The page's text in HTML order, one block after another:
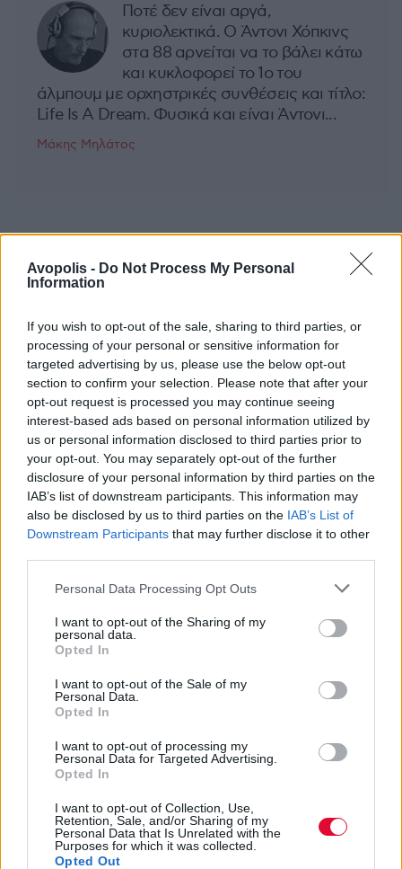
Avopolis - Do Not Process My Personal
Information
If you wish to opt-out of the sale, sharing to third parties, or
processing of your personal or sensitive information for
targeted advertising by us, please use the below opt-out
section to confirm your selection. Please note that after your
opt-out request is processed you may continue seeing
interest-based ads based on personal information utilized by
us or personal information disclosed to third parties prior to
your opt-out. You may separately opt-out of the further
disclosure of your personal information by third parties on the
IAB’s list of downstream participants. This information may
also be disclosed by us to third parties on the IAB’s List of
Downstream Participants that may further disclose it to other
Personal Data Processing Opt Outs
I want to opt-out of the Sharing of my
personal data.
Opted In
I want to opt-out of the Sale of my
Personal Data.
Opted In
I want to opt-out of processing my
Personal Data for Targeted Advertising.
Opted In
I want to opt-out of Collection, Use,
Retention, Sale, and/or Sharing of my
Personal Data that Is Unrelated with the
Purposes for which it was collected.
Opted Out
Ποτέ δεν είναι αργά,
κυριολεκτικά. Ο Άντονι Χόπκινς
στα 88 αρνείται να το βάλει κάτω
και κυκλοφορεί το 1ο του
άλμπουμ με ορχηστρικές συνθέσεις και τίτλο:
Life Is A Dream. Φυσικά και είναι Άντονι...
Μάκης Μηλάτος